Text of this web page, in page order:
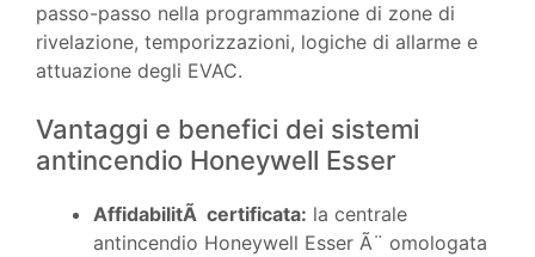
passo-passo nella programmazione di zone di
rivelazione, temporizzazioni, logiche di allarme e
attuazione degli EVAC.
Vantaggi e benefici dei sistemi
antincendio Honeywell Esser
AffidabilitÃ certificata: la centrale
antincendio Honeywell Esser Ã¨ omologata